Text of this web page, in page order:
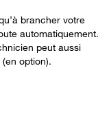
brancher votre
automatiquement.
peut aussi
(en option).